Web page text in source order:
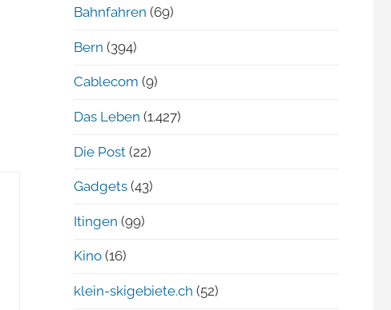
Bahnfahren (69)
Bern (394)
Cablecom (9)
Das Leben (1.427)
Die Post (22)
Gadgets (43)
Itingen (99)
Kino (16)
klein-skigebiete.ch (52)